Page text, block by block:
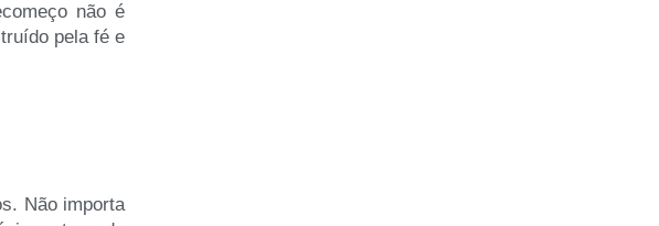
não é
pela fé e
Não importa